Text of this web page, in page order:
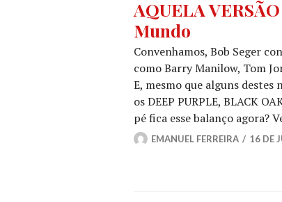
AQUELA
Mundo
Convenhamos, Bob Seger
como Barry Manilow, Tom
E, mesmo que alguns
os DEEP PURPLE, BLACK
pé fica esse balanço agora?
EMANUEL FERREIRA 16 DE